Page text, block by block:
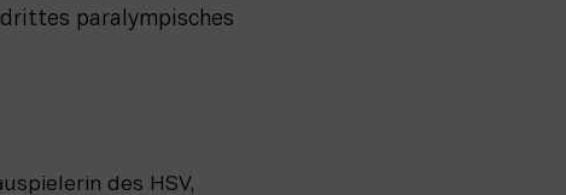
paralympisches
des HSV,